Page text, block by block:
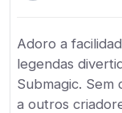
Adoro a
legendas
Submagic. Sem
a outros